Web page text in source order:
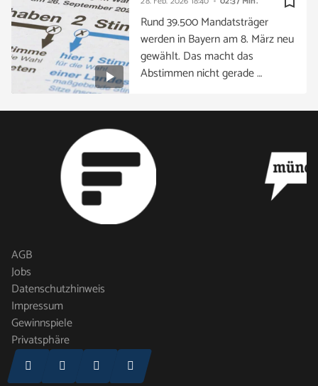
Rund 39.500 Mandatsträger
werden in Bayern am 8. März neu
gewählt. Das macht das
Abstimmen nicht gerade …
AGB
Jobs
Datenschutzhinweis
Impressum
Gewinnspiele
Privatsphäre